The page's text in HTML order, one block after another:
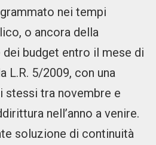
nei tempi
o ancora della
budget entro il mese di
L.R. 5/2009, con una
stessi tra novembre e
nell’anno a venire.
soluzione di continuità